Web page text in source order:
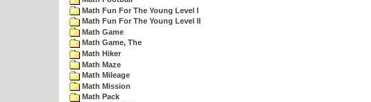
Math Fun For The Young Level I
Math Fun For The Young Level II
Math Game
Math Game, The
Math Hiker
Math Maze
Math Mileage
Math Mission
Math Pack